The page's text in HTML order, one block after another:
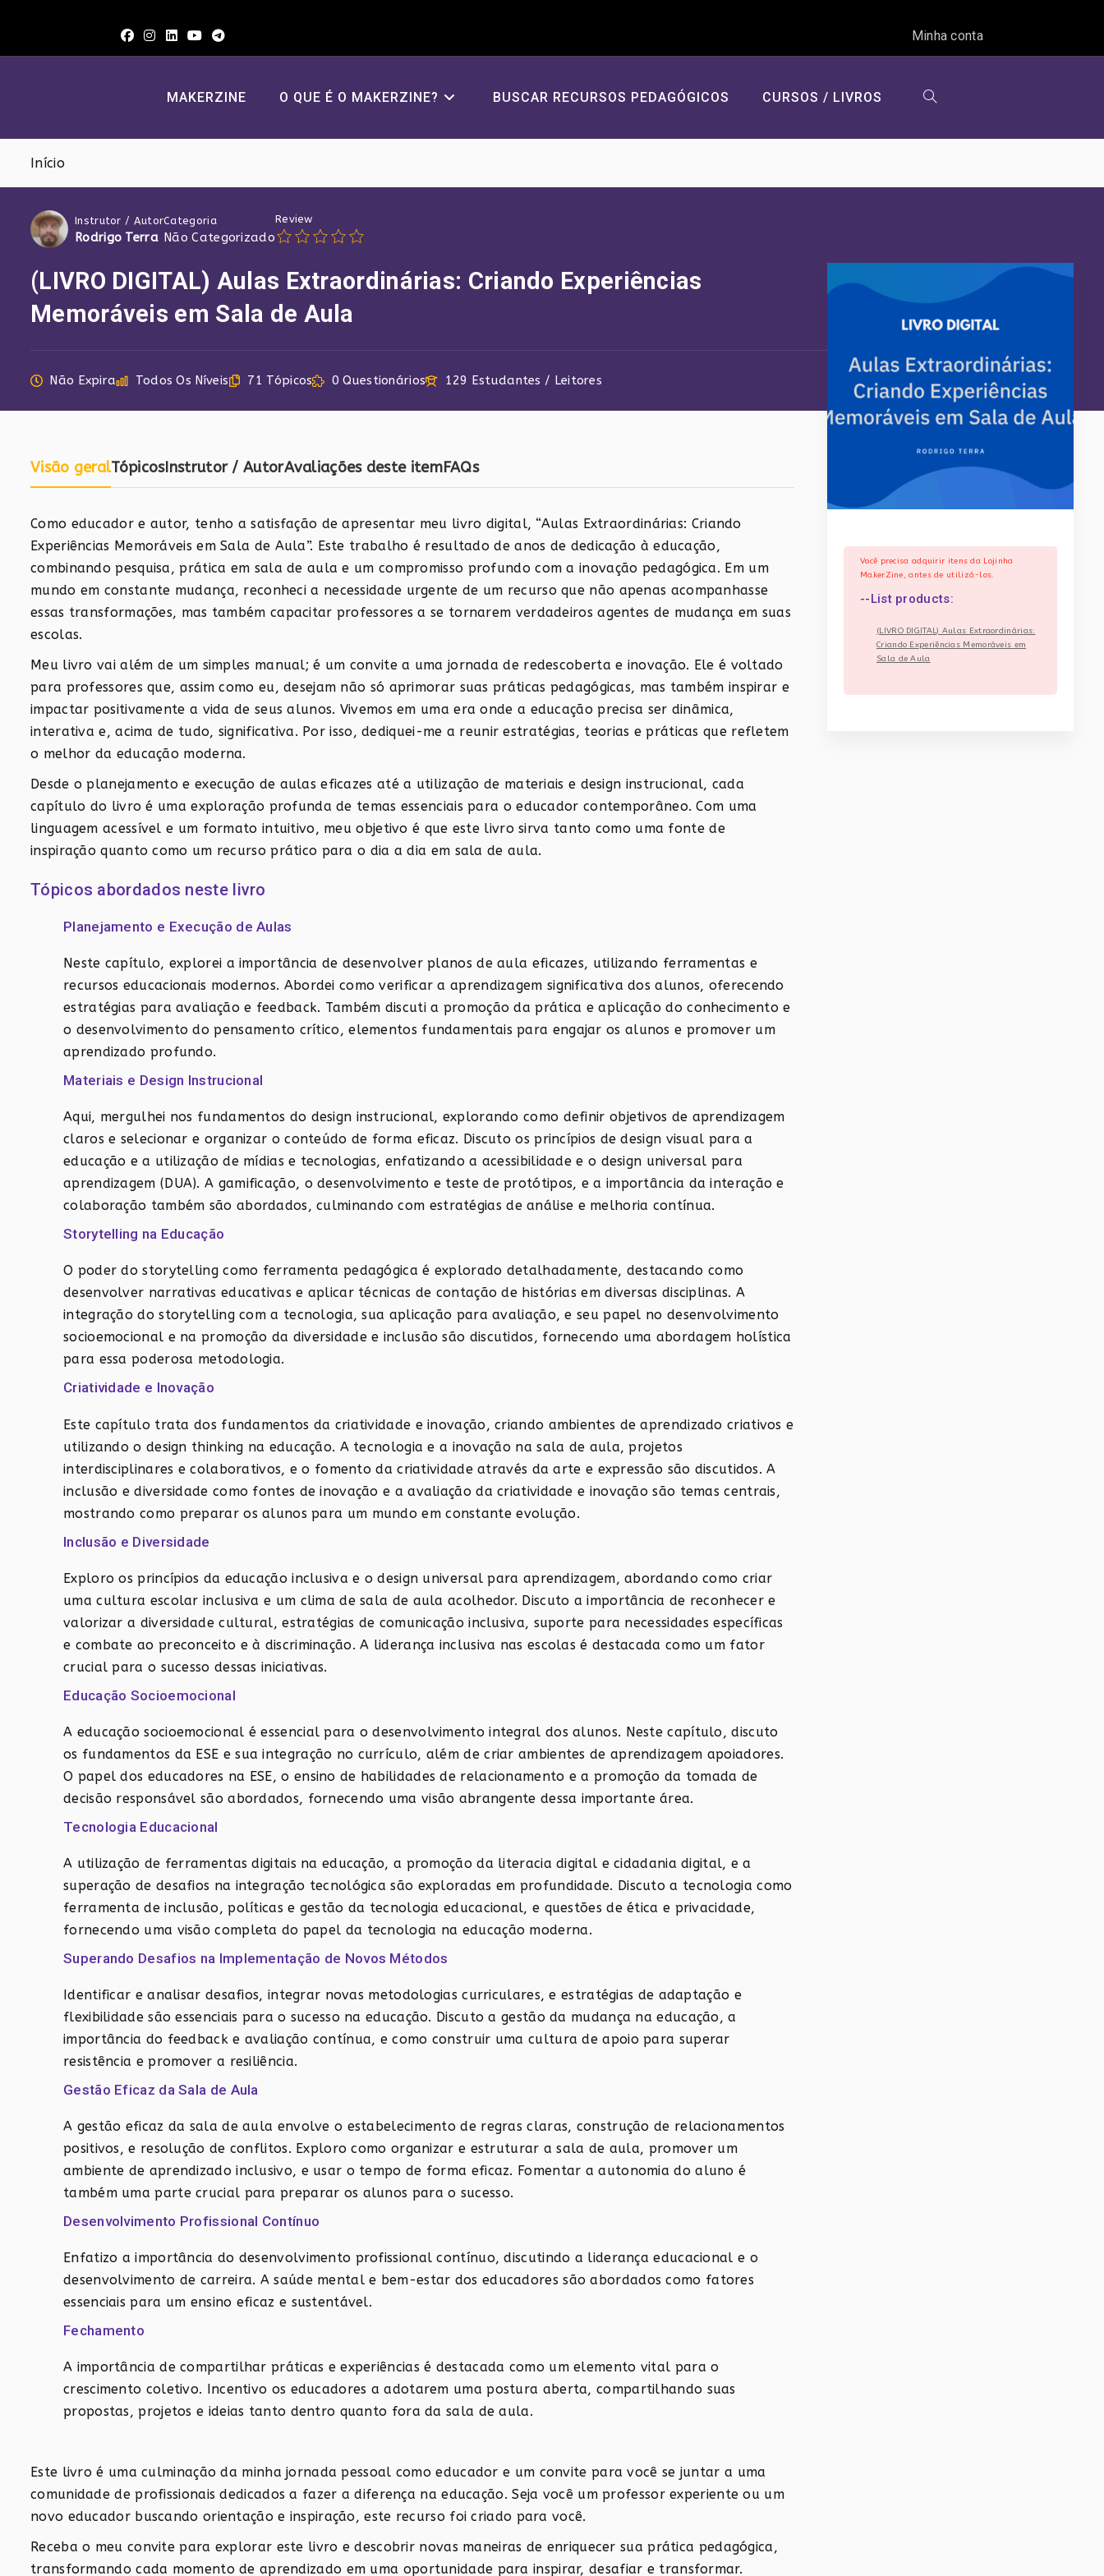
Minha conta
MAKERZINE O QUE É O MAKERZINE? BUSCAR RECURSOS PEDAGÓGICOS CURSOS / LIVROS ALTERNAR
DO
Início
Instrutor / Autor
Rodrigo Terra
Categoria
Não Categorizado
Review
(LIVRO DIGITAL) Aulas Extraordinárias: Criando Experiências
Memoráveis em Sala de Aula
Não Expira Todos Os Níveis 71 Tópicos 0 Questionários 129 Estudantes / Leitores
Visão geralTópicosInstrutor / AutorAvaliações deste itemFAQs
Como educador e autor, tenho a satisfação de apresentar meu livro digital, “Aulas Extraordinárias: Criando
Experiências Memoráveis em Sala de Aula”. Este trabalho é resultado de anos de dedicação à educação,
combinando pesquisa, prática em sala de aula e um compromisso profundo com a inovação pedagógica. Em um
mundo em constante mudança, reconheci a necessidade urgente de um recurso que não apenas acompanhasse
essas transformações, mas também capacitar professores a se tornarem verdadeiros agentes de mudança em suas
escolas.
Meu livro vai além de um simples manual; é um convite a uma jornada de redescoberta e inovação. Ele é voltado
para professores que, assim como eu, desejam não só aprimorar suas práticas pedagógicas, mas também inspirar e
impactar positivamente a vida de seus alunos. Vivemos em uma era onde a educação precisa ser dinâmica,
interativa e, acima de tudo, significativa. Por isso, dediquei-me a reunir estratégias, teorias e práticas que refletem
o melhor da educação moderna.
Desde o planejamento e execução de aulas eficazes até a utilização de materiais e design instrucional, cada
capítulo do livro é uma exploração profunda de temas essenciais para o educador contemporâneo. Com uma
linguagem acessível e um formato intuitivo, meu objetivo é que este livro sirva tanto como uma fonte de
inspiração quanto como um recurso prático para o dia a dia em sala de aula.
Tópicos abordados neste livro
Planejamento e Execução de Aulas
Neste capítulo, explorei a importância de desenvolver planos de aula eficazes, utilizando ferramentas e
recursos educacionais modernos. Abordei como verificar a aprendizagem significativa dos alunos, oferecendo
estratégias para avaliação e feedback. Também discuti a promoção da prática e aplicação do conhecimento e
o desenvolvimento do pensamento crítico, elementos fundamentais para engajar os alunos e promover um
aprendizado profundo.
Materiais e Design Instrucional
Aqui, mergulhei nos fundamentos do design instrucional, explorando como definir objetivos de aprendizagem
claros e selecionar e organizar o conteúdo de forma eficaz. Discuto os princípios de design visual para a
educação e a utilização de mídias e tecnologias, enfatizando a acessibilidade e o design universal para
aprendizagem (DUA). A gamificação, o desenvolvimento e teste de protótipos, e a importância da interação e
colaboração também são abordados, culminando com estratégias de análise e melhoria contínua.
Storytelling na Educação
O poder do storytelling como ferramenta pedagógica é explorado detalhadamente, destacando como
desenvolver narrativas educativas e aplicar técnicas de contação de histórias em diversas disciplinas. A
integração do storytelling com a tecnologia, sua aplicação para avaliação, e seu papel no desenvolvimento
socioemocional e na promoção da diversidade e inclusão são discutidos, fornecendo uma abordagem holística
para essa poderosa metodologia.
Criatividade e Inovação
Este capítulo trata dos fundamentos da criatividade e inovação, criando ambientes de aprendizado criativos e
utilizando o design thinking na educação. A tecnologia e a inovação na sala de aula, projetos
interdisciplinares e colaborativos, e o fomento da criatividade através da arte e expressão são discutidos. A
inclusão e diversidade como fontes de inovação e a avaliação da criatividade e inovação são temas centrais,
mostrando como preparar os alunos para um mundo em constante evolução.
Inclusão e Diversidade
Exploro os princípios da educação inclusiva e o design universal para aprendizagem, abordando como criar
uma cultura escolar inclusiva e um clima de sala de aula acolhedor. Discuto a importância de reconhecer e
valorizar a diversidade cultural, estratégias de comunicação inclusiva, suporte para necessidades específicas
e combate ao preconceito e à discriminação. A liderança inclusiva nas escolas é destacada como um fator
crucial para o sucesso dessas iniciativas.
Educação Socioemocional
A educação socioemocional é essencial para o desenvolvimento integral dos alunos. Neste capítulo, discuto
os fundamentos da ESE e sua integração no currículo, além de criar ambientes de aprendizagem apoiadores.
O papel dos educadores na ESE, o ensino de habilidades de relacionamento e a promoção da tomada de
decisão responsável são abordados, fornecendo uma visão abrangente dessa importante área.
Tecnologia Educacional
A utilização de ferramentas digitais na educação, a promoção da literacia digital e cidadania digital, e a
superação de desafios na integração tecnológica são exploradas em profundidade. Discuto a tecnologia como
ferramenta de inclusão, políticas e gestão da tecnologia educacional, e questões de ética e privacidade,
fornecendo uma visão completa do papel da tecnologia na educação moderna.
Superando Desafios na Implementação de Novos Métodos
Identificar e analisar desafios, integrar novas metodologias curriculares, e estratégias de adaptação e
flexibilidade são essenciais para o sucesso na educação. Discuto a gestão da mudança na educação, a
importância do feedback e avaliação contínua, e como construir uma cultura de apoio para superar
resistência e promover a resiliência.
Gestão Eficaz da Sala de Aula
A gestão eficaz da sala de aula envolve o estabelecimento de regras claras, construção de relacionamentos
positivos, e resolução de conflitos. Exploro como organizar e estruturar a sala de aula, promover um
ambiente de aprendizado inclusivo, e usar o tempo de forma eficaz. Fomentar a autonomia do aluno é
também uma parte crucial para preparar os alunos para o sucesso.
Desenvolvimento Profissional Contínuo
Enfatizo a importância do desenvolvimento profissional contínuo, discutindo a liderança educacional e o
desenvolvimento de carreira. A saúde mental e bem-estar dos educadores são abordados como fatores
essenciais para um ensino eficaz e sustentável.
Fechamento
A importância de compartilhar práticas e experiências é destacada como um elemento vital para o
crescimento coletivo. Incentivo os educadores a adotarem uma postura aberta, compartilhando suas
propostas, projetos e ideias tanto dentro quanto fora da sala de aula.
Este livro é uma culminação da minha jornada pessoal como educador e um convite para você se juntar a uma
comunidade de profissionais dedicados a fazer a diferença na educação. Seja você um professor experiente ou um
novo educador buscando orientação e inspiração, este recurso foi criado para você.
Receba o meu convite para explorar este livro e descobrir novas maneiras de enriquecer sua prática pedagógica,
transformando cada momento de aprendizado em uma oportunidade para inspirar, desafiar e transformar.
Você precisa adquirir itens da Lojinha
MakerZine, antes de utilizá-los.
--List products:
(LIVRO DIGITAL) Aulas Extraordinárias:
Criando Experiências Memoráveis em
Sala de Aula